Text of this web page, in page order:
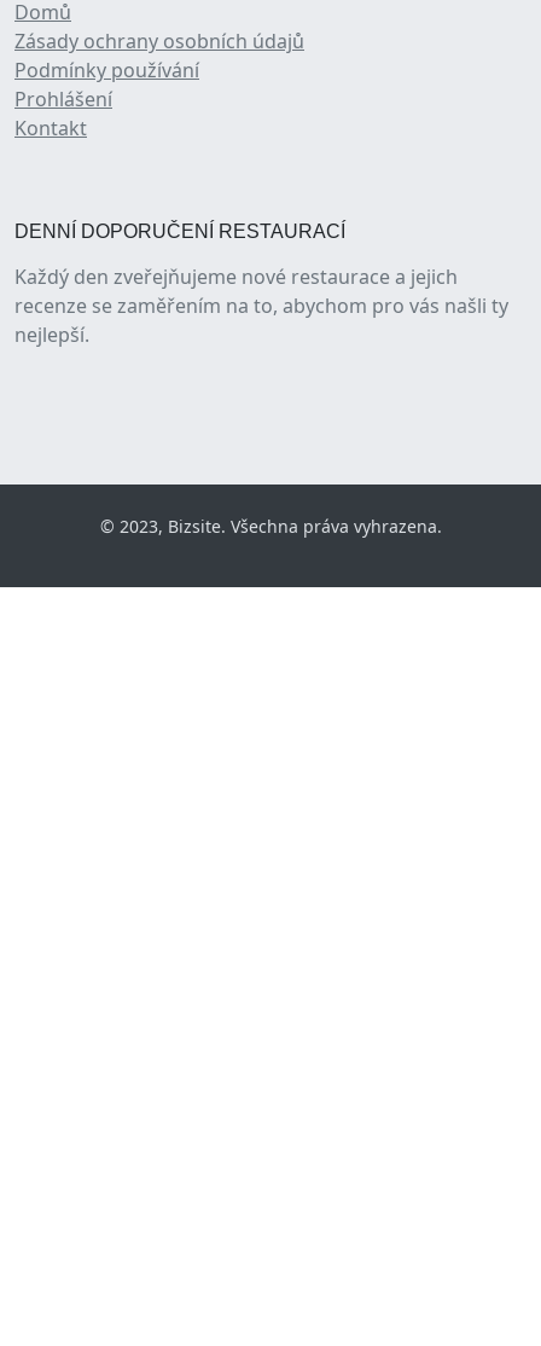
Domů
Zásady ochrany osobních údajů
Podmínky používání
Prohlášení
Kontakt
DENNÍ DOPORUČENÍ RESTAURACÍ
Každý den zveřejňujeme nové restaurace a jejich
recenze se zaměřením na to, abychom pro vás našli ty
nejlepší.
© 2023, Bizsite. Všechna práva vyhrazena.